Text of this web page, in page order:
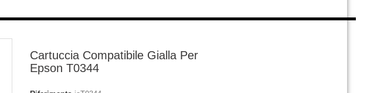
Cartuccia Compatibile Gialla Per
Epson T0344